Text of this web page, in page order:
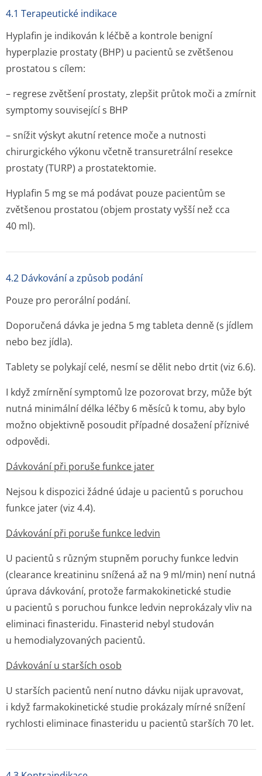
4.1 Terapeutické indikace
Hyplafin je indikován k léčbě a kontrole benigní
hyperplazie prostaty (BHP) u pacientů se zvětšenou
prostatou s cílem:
– regrese zvětšení prostaty, zlepšit průtok moči a zmírnit
symptomy související s BHP
– snížit výskyt akutní retence moče a nutnosti
chirurgického výkonu včetně transuretrální resekce
prostaty (TURP) a prostatektomie.
Hyplafin 5 mg se má podávat pouze pacientům se
zvětšenou prostatou (objem prostaty vyšší než cca
40 ml).
4.2 Dávkování a způsob podání
Pouze pro perorální podání.
Doporučená dávka je jedna 5 mg tableta denně (s jídlem
nebo bez jídla).
Tablety se polykají celé, nesmí se dělit nebo drtit (viz 6.6).
I když zmírnění symptomů lze pozorovat brzy, může být
nutná minimální délka léčby 6 měsíců k tomu, aby bylo
možno objektivně posoudit případné dosažení příznivé
odpovědi.
Dávkování při poruše funkce jater
Nejsou k dispozici žádné údaje u pacientů s poruchou
funkce jater (viz 4.4).
Dávkování při poruše funkce ledvin
U pacientů s různým stupněm poruchy funkce ledvin
(clearance kreatininu snížená až na 9 ml/min) není nutná
úprava dávkování, protože farmakokinetické studie
u pacientů s poruchou funkce ledvin neprokázaly vliv na
eliminaci finasteridu. Finasterid nebyl studován
u hemodialyzovaných pacientů.
Dávkování u starších osob
U starších pacientů není nutno dávku nijak upravovat,
i když farmakokinetické studie prokázaly mírné snížení
rychlosti eliminace finasteridu u pacientů starších 70 let.